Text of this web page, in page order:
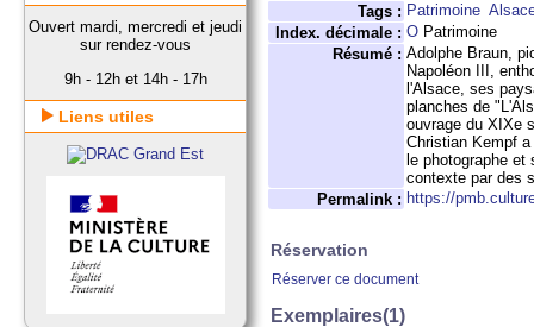
Tags : Patrimoine
Index. décimale : O Patrimoine
Résumé : Adolphe Braun,
Napoléon III,
l'Alsace, ses
planches de
ouvrage du XIXe
Christian Kempf
le photographe
contexte par des
Permalink : https://
Réservation
Réserver ce document
Exemplaires(1)
Ouvert mardi, mercredi et jeudi
sur rendez-vous
9h - 12h et 14h - 17h
Liens utiles